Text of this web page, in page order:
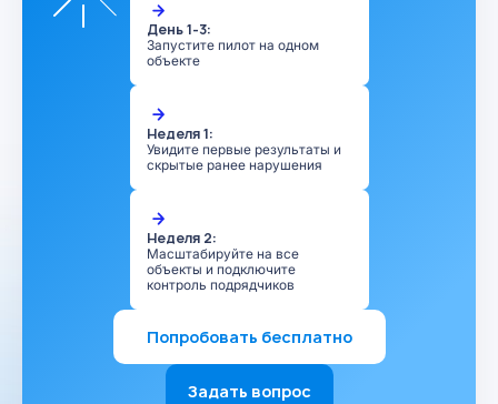
День 1-3:
Запустите пилот на одном
объекте
Неделя 1:
Увидите первые результаты и
скрытые ранее нарушения
Неделя 2:
Масштабируйте на все
объекты и подключите
контроль подрядчиков
Попробовать бесплатно
Задать вопрос